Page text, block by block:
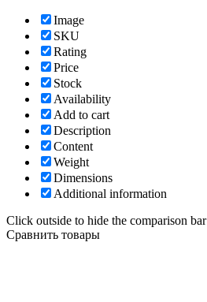
Image
SKU
Rating
Price
Stock
Availability
Add to cart
Description
Content
Weight
Dimensions
Additional information
Click outside to hide the comparison bar
Сравнить товары